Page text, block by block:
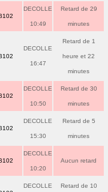
DECOLLE
10:49
Retard de 29
minutes
DECOLLE
16:47
Retard de 1
heure et 22
minutes
DECOLLE
10:50
Retard de 30
minutes
DECOLLE
15:30
Retard de 5
minutes
DECOLLE
10:20
Aucun retard
DECOLLE Retard de 10